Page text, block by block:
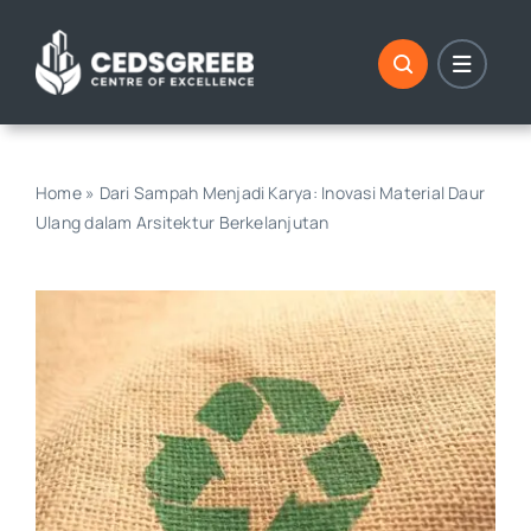
content
Home» Dari Sampah Menjadi Karya: Inovasi Material Daur
Ulang dalam Arsitektur Berkelanjutan